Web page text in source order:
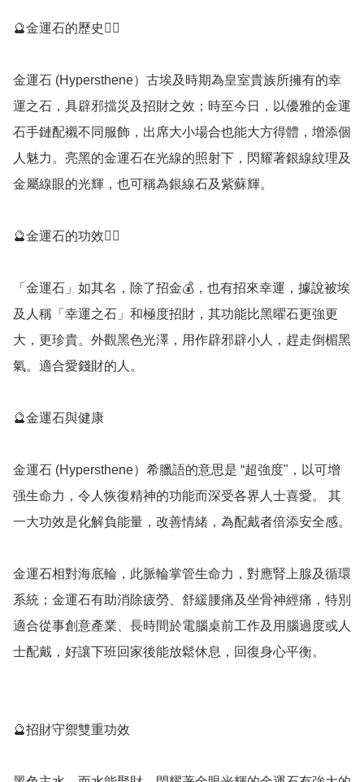
🔮金運石的歷史💁‍♀️
金運石 (Hypersthene）古埃及時期為皇室貴族所擁有的幸
運之石，具辟邪擋災及招財之效；時至今日，以優雅的金運
石手鏈配襯不同服飾，出席大小場合也能大方得體，增添個
人魅力。亮黑的金運石在光線的照射下，閃耀著銀線紋理及
金屬線眼的光輝，也可稱為銀線石及紫蘇輝。
🔮金運石的功效💁‍♀️
「金運石」如其名，除了招金💰，也有招來幸運，據說被埃
及人稱「幸運之石」和極度招財，其功能比黑曜石更強更
大，更珍貴。外觀黑色光澤，用作辟邪辟小人，趕走倒楣黑
氣。適合愛錢財的人。
🔮金運石與健康
金運石 (Hypersthene）希臘語的意思是 “超強度"，以可增
强生命力，令人恢復精神的功能而深受各界人士喜愛。 其
一大功效是化解負能量，改善情緒，為配戴者倍添安全感。
金運石相對海底輪，此脈輪掌管生命力，對應腎上腺及循環
系統；金運石有助消除疲勞、舒緩腰痛及坐骨神經痛，特別
適合從事創意產業、長時間於電腦桌前工作及用腦過度或人
士配戴，好讓下班回家後能放鬆休息，回復身心平衡。
🔮招財守禦雙重功效